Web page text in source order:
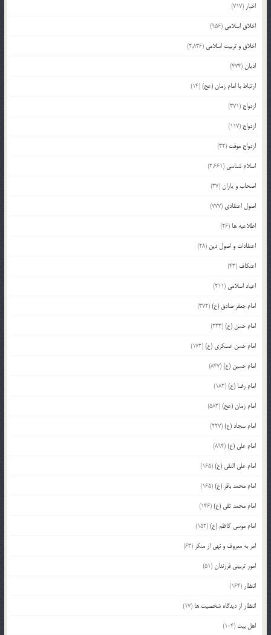
اخبار (717)
اخلاق اسلامی (956)
اخلاق و تربیت اسلامی (2,836)
ادیان(474)
ارتباط با امام زمان (عج)(14)
ازدواج (371)
ازدواج (117)
ازدواج موقت (32)
اسلام شناسی (2,661)
اصحاب و یاران(37)
اصول اعتقادی (777)
اطلاعیه ها (26)
اعتقادات و اصول دین (28)
اعتکاف (43)
اعیاد اسلامی (211)
امام جعفر صادق (ع)(372)
امام حسن (ع)(233)
امام حسن عسکری (ع)(172)
امام حسین (ع)(847)
امام رضا (ع)(182)
امام زمان (عج)(583)
امام سجاد (ع)(227)
امام علی (ع)(894)
امام علی النقی (ع)(165)
امام محمد باقر (ع)(165)
امام محمد تقی (ع)(146)
امام موسی کاظم (ع)(152)
امر به معروف و نهی از منکر (63)
امور تربیتی فرزندان(51)
انتظار (164)
انتظار از دیدگاه شخصیت ها (17)
اهل بیت (104)